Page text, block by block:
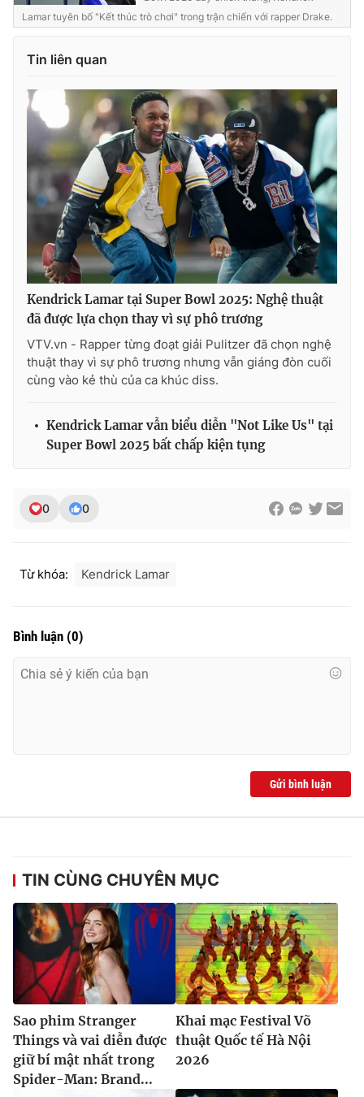
Ðiện thoại Thời báo VTV:
Email:toasoan@vtv.vn
Liên hệ quảng cáo:
® Cấm sao chép dưới mọi hình thức nếu không có sự chấp
thuận bằng văn bản. Ghi rõ nguồn VTV.vn khi phát hành lại
thông tin từ website này.
Lamar tuyên bố "Kết thúc trò chơi" trong trận chiến với rapper Drake.
Tin liên quan
Kendrick Lamar tại Super Bowl 2025: Nghệ thuật
đã được lựa chọn thay vì sự phô trương
VTV.vn - Rapper từng đoạt giải Pulitzer đã chọn nghệ
thuật thay vì sự phô trương nhưng vẫn giáng đòn cuối
cùng vào kẻ thù của ca khúc diss.
Kendrick Lamar vẫn biểu diễn "Not Like Us" tại
Super Bowl 2025 bất chấp kiện tụng
0 0
Từ khóa: Kendrick Lamar
Bình luận (0)
Gửi bình luận
TIN CÙNG CHUYÊN MỤC
Sao phim Stranger
Things và vai diễn được
giữ bí mật nhất trong
Spider-Man: Brand...
Khai mạc Festival Võ
thuật Quốc tế Hà Nội
2026